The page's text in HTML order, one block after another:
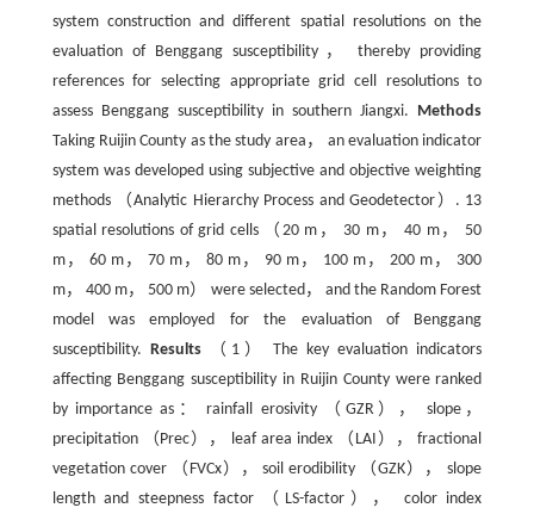
system construction and different spatial resolutions on the
evaluation of Benggang susceptibility， thereby providing
references for selecting appropriate grid cell resolutions to
assess Benggang susceptibility in southern Jiangxi. Methods
Taking Ruijin County as the study area， an evaluation indicator
system was developed using subjective and objective weighting
methods （Analytic Hierarchy Process and Geodetector）. 13
spatial resolutions of grid cells （20 m， 30 m， 40 m， 50
m， 60 m， 70 m， 80 m， 90 m， 100 m， 200 m， 300
m， 400 m， 500 m） were selected， and the Random Forest
model was employed for the evaluation of Benggang
susceptibility. Results（1） The key evaluation indicators
affecting Benggang susceptibility in Ruijin County were ranked
by importance as： rainfall erosivity （GZR）， slope，
precipitation （Prec）， leaf area index （LAI）， fractional
vegetation cover （FVCx）， soil erodibility （GZK）， slope
length and steepness factor （LS-factor）， color index